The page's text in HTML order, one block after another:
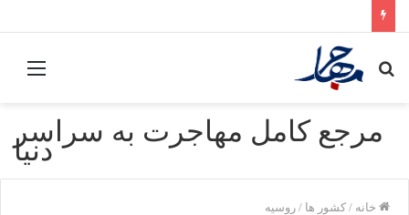
جستجو
مرجع کامل مهاجرت به سراسر
دنیا
خانه / کشور ها / روسیه